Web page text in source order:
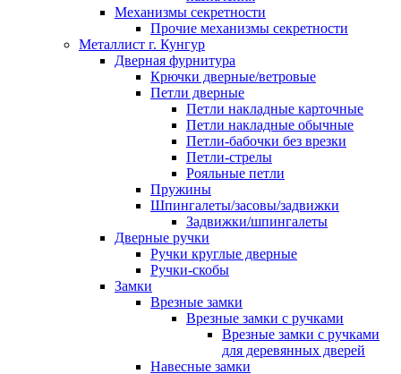
Механизмы секретности
Прочие механизмы секретности
Металлист г. Кунгур
Дверная фурнитура
Крючки дверные/ветровые
Петли дверные
Петли накладные карточные
Петли накладные обычные
Петли-бабочки без врезки
Петли-стрелы
Рояльные петли
Пружины
Шпингалеты/засовы/задвижки
Задвижки/шпингалеты
Дверные ручки
Ручки круглые дверные
Ручки-скобы
Замки
Врезные замки
Врезные замки с ручками
Врезные замки с ручками
для деревянных дверей
Навесные замки